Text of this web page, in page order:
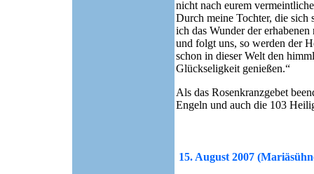
nicht nach eurem
Durch meine Tochter, die
ich das Wunder der
und folgt uns, so werden der
schon in dieser Welt den
Glückseligkeit genießen.“
Als das Rosenkranzgebet
Engeln und auch die 103
15. August 2007